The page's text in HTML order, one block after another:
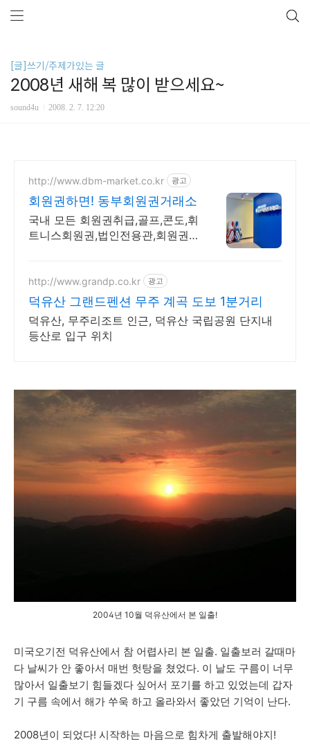
[글]쓰기/주제가있는 글
2008년 새해 복 많이 받으세요~
sound4u 2008. 2. 7. 12:20
http://www.dbm-market.co.kr 광고
회원권하면! 동부회원권거래소
국내 모든 회원권취급,골프,콘도,휘
트니스회원권,법인전용관,회원권
http://www.grandp.co.kr 광고
덕유산 그랜드펜션 무주 계곡 도보 1분거리
덕유산, 무주리조트 인근, 덕유산 국립공원 단지내
등산로 입구 위치
2004년 10월 덕유산에서 본 일출!
미국오기전 덕유산에서 참 어렵사리 본 일출. 일출보러 갈때마
다 날씨가 안 좋아서 매번 헛탕을 쳤었다. 이 날도 구름이 너무
많아서 일출보기 힘들겠다 싶어서 포기를 하고 있었는데 갑자
기 구름 속에서 해가 쑤욱 하고 올라와서 좋았던 기억이 난다.
2008년이 되었다! 시작하는 마음으로 힘차게 출발해야지!